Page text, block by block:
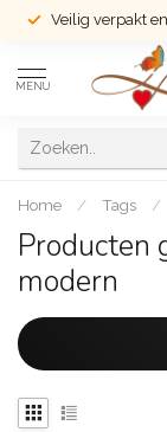
Veilig verpakt
MENU
Home / Tags /
Producten
modern